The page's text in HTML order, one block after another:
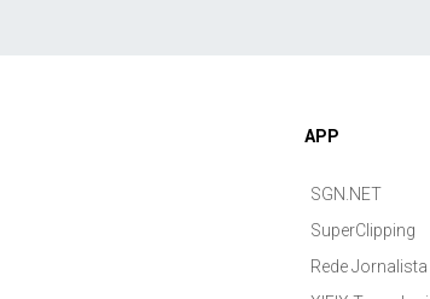
APP
SGN.NET
SuperClipping
Rede Jornalista